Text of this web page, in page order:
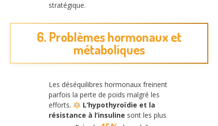
stratégique.
6. Problèmes hormonaux et
métaboliques
Les déséquilibres hormonaux freinent
parfois la perte de poids malgré les
efforts.
L’hypothyroïdie et la
résistance à l’insuline sont les plus